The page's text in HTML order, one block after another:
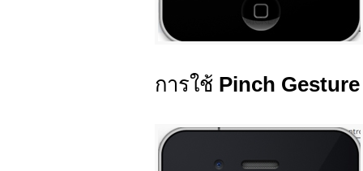
การใช้ Pinch